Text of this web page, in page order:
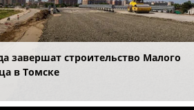
завершат строительство Малого
в Томске